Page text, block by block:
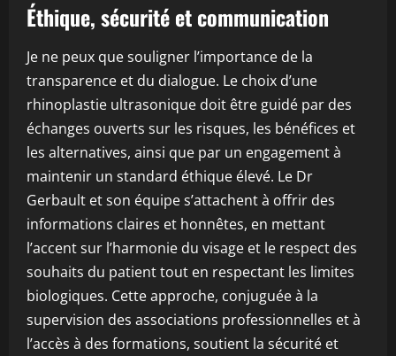
Éthique, sécurité et communication
Je ne peux que souligner l’importance de la
transparence et du dialogue. Le choix d’une
rhinoplastie ultrasonique doit être guidé par des
échanges ouverts sur les risques, les bénéfices et
les alternatives, ainsi que par un engagement à
maintenir un standard éthique élevé. Le Dr
Gerbault et son équipe s’attachent à offrir des
informations claires et honnêtes, en mettant
l’accent sur l’harmonie du visage et le respect des
souhaits du patient tout en respectant les limites
biologiques. Cette approche, conjuguée à la
supervision des associations professionnelles et à
l’accès à des formations, soutient la sécurité et